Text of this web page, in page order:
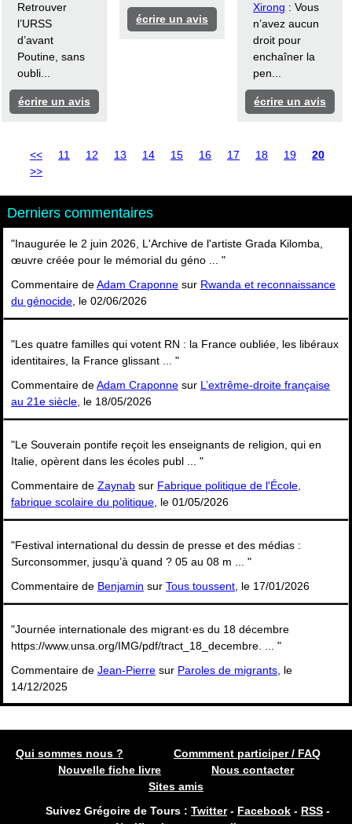
Retrouver
l’URSS
d’avant
Poutine, sans
oubli...
écrire un avis
écrire un avis
Xirong : Vous
n’avez aucun
droit pour
enchaîner la
pen...
écrire un avis
<< 11 12 13 14 15 16 17 18 19
20
>>
Derniers commentaires
"Inaugurée le 2 juin 2026, L'Archive de l'artiste Grada Kilomba,
œuvre créée pour le mémorial du géno ... "
Commentaire deAdam Craponne sur Rwanda et reconnaissance
du génocide , le 02/06/2026
"Les quatre familles qui votent RN : la France oubliée, les libéraux
identitaires, la France glissant ... "
Commentaire deAdam Craponne sur L’extrême-droite française
au 21e siècle , le 18/05/2026
"Le Souverain pontife reçoit les enseignants de religion, qui en
Italie, opèrent dans les écoles publ ... "
Commentaire de Zaynab sur Fabrique politique de l'École,
fabrique scolaire du politique , le 01/05/2026
"Festival international du dessin de presse et des médias :
Surconsommer, jusqu’à quand ? 05 au 08 m ... "
Commentaire de Benjamin sur Tous toussent , le 17/01/2026
"Journée internationale des migrant·es du 18 décembre
https://www.unsa.org/IMG/pdf/tract_18_decembre. ... "
Commentaire de Jean-Pierre sur Paroles de migrants , le
14/12/2025
Qui sommes nous ?
Commment participer / FAQ
Nouvelle fiche livre
Nous contacter
Sites amis
Suivez Grégoire de Tours : Twitter- Facebook - RSS -